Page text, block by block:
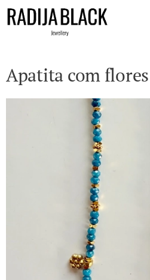
Apatita com flores